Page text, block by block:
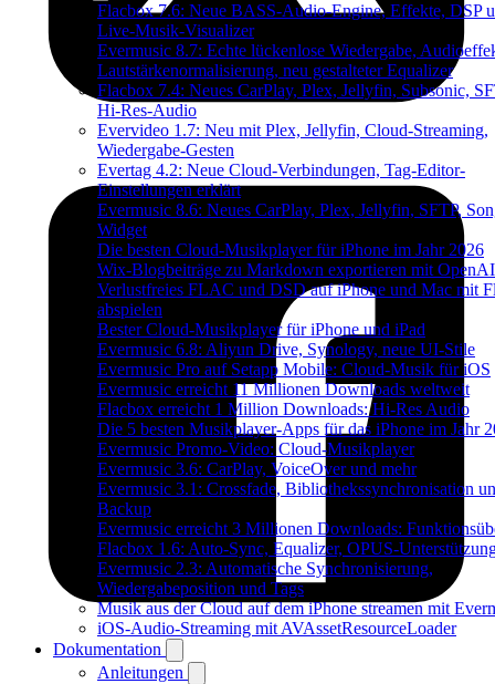
Flacbox 7.6: Neue BASS-Audio-Engine, Effekte, DSP
Live-Musik-Visualizer
Evermusic 8.7: Echte lückenlose Wiedergabe,
Lautstärkenormalisierung, neu gestalteter Equalizer
Flacbox 7.4: Neues CarPlay, Plex, Jellyfin, Subsonic,
Hi-Res-Audio
Evervideo 1.7: Neu mit Plex, Jellyfin, Cloud-Streaming,
Wiedergabe-Gesten
Evertag 4.2: Neue Cloud-Verbindungen, Tag-Editor-
Einstellungen erklärt
Evermusic 8.6: Neues CarPlay, Plex, Jellyfin, SFTP,
Widget
Die besten Cloud-Musikplayer für iPhone im Jahr 2026
Wix-Blogbeiträge zu Markdown exportieren mit OpenAI
Verlustfreies FLAC und DSD auf iPhone und Mac mit
abspielen
Bester Cloud-Musikplayer für iPhone und iPad
Evermusic 6.8: Aliyun Drive, Synology, neue UI-Stile
Evermusic Pro auf Setapp Mobile: Cloud-Musik für iOS
Evermusic erreicht 11 Millionen Downloads weltweit
Flacbox erreicht 1 Million Downloads: Hi-Res Audio
Die 5 besten Musikplayer-Apps für das iPhone im Jahr
Evermusic Promo-Video: Cloud-Musikplayer
Evermusic 3.6: CarPlay, VoiceOver und mehr
Evermusic 3.1: Crossfade, Bibliothekssynchronisation
Backup
Evermusic erreicht 3 Millionen Downloads:
Flacbox 1.6: Auto-Sync, Equalizer, OPUS-
Evermusic 2.3: Automatische Synchronisierung,
Wiedergabeposition und Tags
Musik aus der Cloud auf dem iPhone streamen mit
iOS-Audio-Streaming mit AVAssetResourceLoader
Dokumentation
Anleitungen